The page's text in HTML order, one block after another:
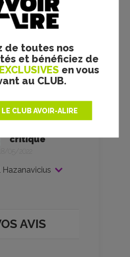
de toutes nos
et bénéficiez de
en vous
au CLUB.
CLUB AVOIR-ALIRE
Hazanavicius
en compétition
officielle
OSS 117 : Rio
ne répond plus
- la critique du
film
Coupez ! -
Michel
critique
18/05/2022
Hazanavicius
AVIS